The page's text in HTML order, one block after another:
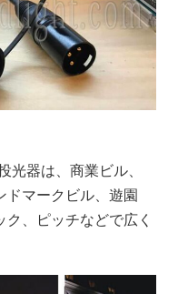
光器は、商業ビル、
ドマークビル、遊園
、ピッチなどで広く